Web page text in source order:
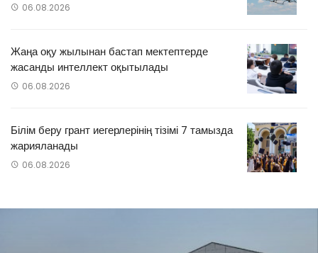
06.08.2026
Жаңа оқу жылынан бастап мектептерде
жасанды интеллект оқытылады
06.08.2026
Білім беру грант иегерлерінің тізімі 7 тамызда
жарияланады
06.08.2026